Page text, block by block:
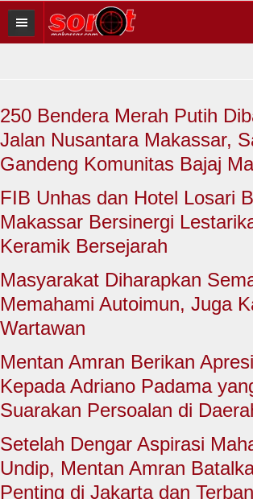
250 Bendera Merah Putih
Jalan Nusantara Makassar,
Gandeng Komunitas Bajaj
FIB Unhas dan Hotel Losari
Makassar Bersinergi
Keramik Bersejarah
Masyarakat Diharapkan
Memahami Autoimun, Juga
Wartawan
Mentan Amran Berikan
Kepada Adriano Padama
Suarakan Persoalan di
Setelah Dengar Aspirasi
Undip, Mentan Amran
Penting di Jakarta dan